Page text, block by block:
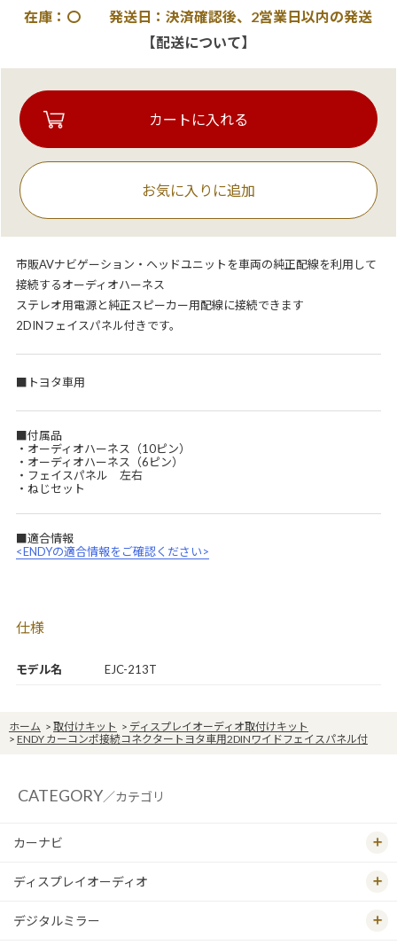
モデル名 EJC-213T
在庫：〇 発送日：決済確認後、2営業日以内の発送
【配送について】
お気に入りに追加
市販AVナビゲーション・ヘッドユニットを車両の純正配線を利用して
接続するオーディオハーネス
ステレオ用電源と純正スピーカー用配線に接続できます
2DINフェイスパネル付きです。
■トヨタ車用
■付属品
・オーディオハーネス（10ピン）
・オーディオハーネス（6ピン）
・フェイスパネル 左右
・ねじセット
■適合情報
<ENDYの適合情報をご確認ください>
仕様
ホーム > 取付けキット > ディスプレイオーディオ取付けキット
> ENDY カーコンポ接続コネクタートヨタ車用2DINワイドフェイスパネル付
CATEGORY／カテゴリ
カーナビ
ディスプレイオーディオ
デジタルミラー